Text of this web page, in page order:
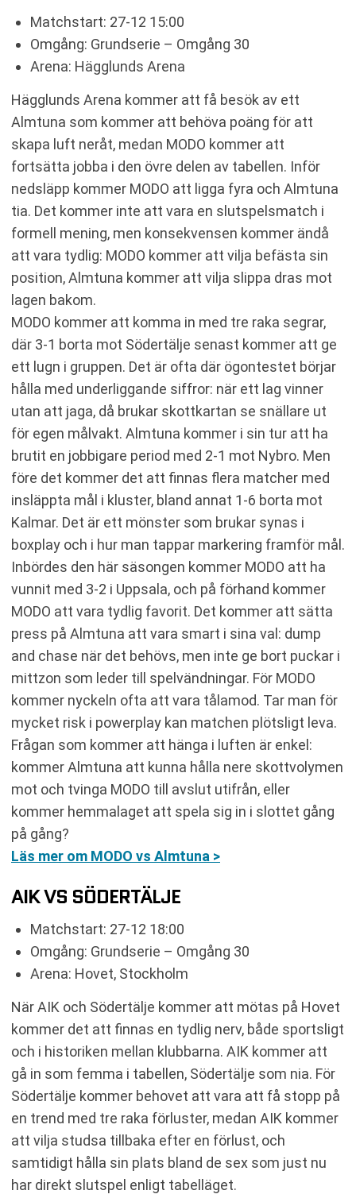
Matchstart: 27-12 15:00
Omgång: Grundserie – Omgång 30
Arena: Hägglunds Arena
Hägglunds Arena kommer att få besök av ett
Almtuna som kommer att behöva poäng för att
skapa luft neråt, medan MODO kommer att
fortsätta jobba i den övre delen av tabellen. Inför
nedsläpp kommer MODO att ligga fyra och Almtuna
tia. Det kommer inte att vara en slutspelsmatch i
formell mening, men konsekvensen kommer ändå
att vara tydlig: MODO kommer att vilja befästa sin
position, Almtuna kommer att vilja slippa dras mot
lagen bakom.
MODO kommer att komma in med tre raka segrar,
där 3-1 borta mot Södertälje senast kommer att ge
ett lugn i gruppen. Det är ofta där ögontestet börjar
hålla med underliggande siffror: när ett lag vinner
utan att jaga, då brukar skottkartan se snällare ut
för egen målvakt. Almtuna kommer i sin tur att ha
brutit en jobbigare period med 2-1 mot Nybro. Men
före det kommer det att finnas flera matcher med
insläppta mål i kluster, bland annat 1-6 borta mot
Kalmar. Det är ett mönster som brukar synas i
boxplay och i hur man tappar markering framför mål.
Inbördes den här säsongen kommer MODO att ha
vunnit med 3-2 i Uppsala, och på förhand kommer
MODO att vara tydlig favorit. Det kommer att sätta
press på Almtuna att vara smart i sina val: dump
and chase när det behövs, men inte ge bort puckar i
mittzon som leder till spelvändningar. För MODO
kommer nyckeln ofta att vara tålamod. Tar man för
mycket risk i powerplay kan matchen plötsligt leva.
Frågan som kommer att hänga i luften är enkel:
kommer Almtuna att kunna hålla nere skottvolymen
mot och tvinga MODO till avslut utifrån, eller
kommer hemmalaget att spela sig in i slottet gång
på gång?
Läs mer om MODO vs Almtuna >
AIK VS SÖDERTÄLJE
Matchstart: 27-12 18:00
Omgång: Grundserie – Omgång 30
Arena: Hovet, Stockholm
När AIK och Södertälje kommer att mötas på Hovet
kommer det att finnas en tydlig nerv, både sportsligt
och i historiken mellan klubbarna. AIK kommer att
gå in som femma i tabellen, Södertälje som nia. För
Södertälje kommer behovet att vara att få stopp på
en trend med tre raka förluster, medan AIK kommer
att vilja studsa tillbaka efter en förlust, och
samtidigt hålla sin plats bland de sex som just nu
har direkt slutspel enligt tabelläget.